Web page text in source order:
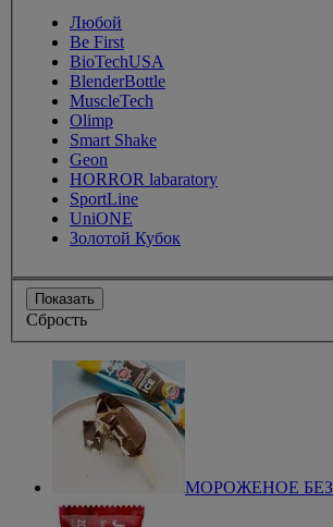
Любой
Be First
BioTechUSA
BlenderBottle
MuscleTech
Olimp
Smart Shake
Geon
HORROR labaratory
SportLine
UniONE
Золотой Кубок
Показать
Сбрость
МОРОЖЕНОЕ